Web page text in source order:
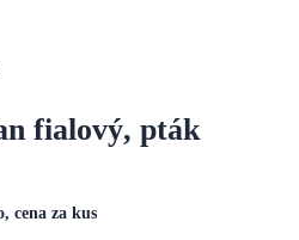
fialový, pták
cena za kus